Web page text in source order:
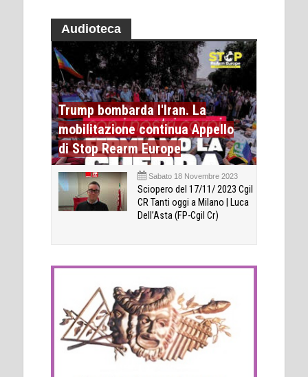
Audioteca
Trump bombarda l'Iran. La
mobilitazione continua Appello
di Stop Rearm Europe
Sabato 18 Novembre 2023
Sciopero del 17/11/ 2023 Cgil
CR Tanti oggi a Milano | Luca
Dell’Asta (FP-Cgil Cr)